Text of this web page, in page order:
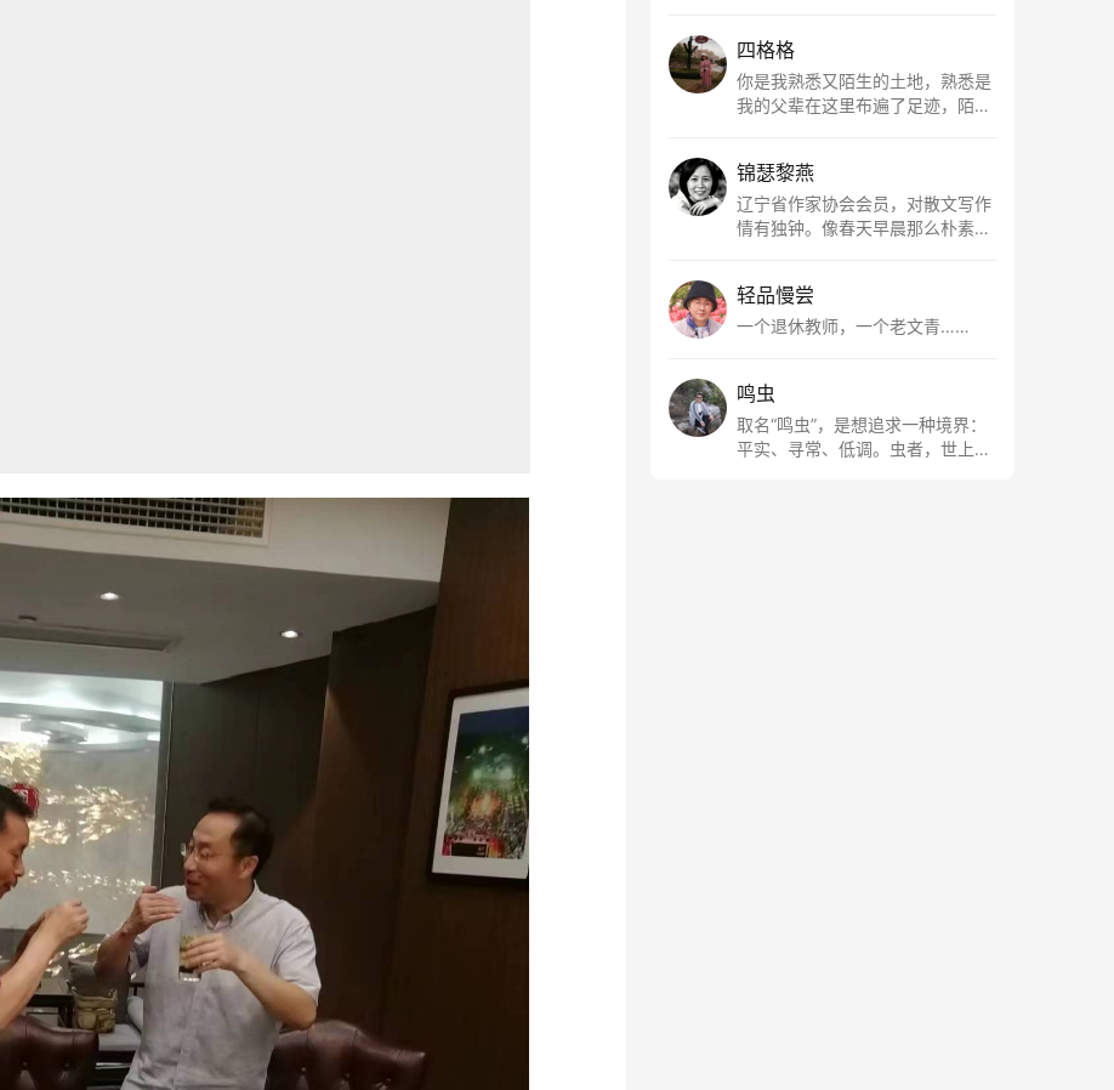
四格格
你是我熟悉又陌生的土地，熟悉是
我的父辈在这里布遍了足迹，陌生
根所在，我用文字慢慢认识你、慢
慢熟悉你。
锦瑟黎燕
辽宁省作家协会会员，对散文写作
情有独钟。像春天早晨那么朴素，
轻品慢尝
一个退休教师，一个老文青……
鸣虫
取名“鸣虫”，是想追求一种境界：
平实、寻常、低调。虫者，世上最